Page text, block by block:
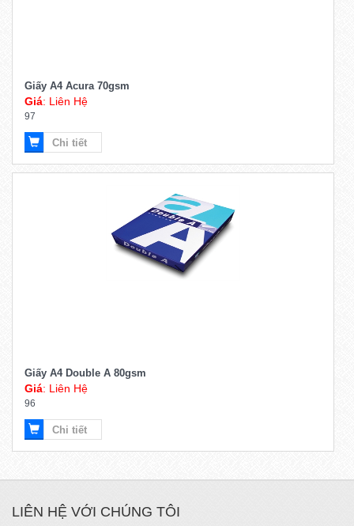
Giấy A4 Acura 70gsm
Giá: Liên Hệ
97
Chi tiết
Giấy A4 Double A 80gsm
Giá: Liên Hệ
96
Chi tiết
LIÊN HỆ VỚI CHÚNG TÔI